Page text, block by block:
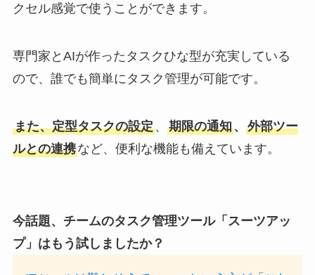
クセル感覚で使うことができます。
専門家とAIが作ったタスクひな型が充実している
ので、誰でも簡単にタスク管理が可能です。
また、定型タスクの設定、 期限の通知、 外部ツー
ルとの連携など、便利な機能も備えています。
今話題、チームのタスク管理ツール「スーツアッ
プ」はもう試しましたか？